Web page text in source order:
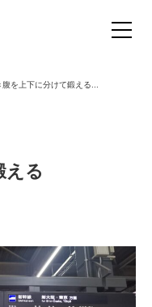
下）
腹を上下に分けて鍛える...
える